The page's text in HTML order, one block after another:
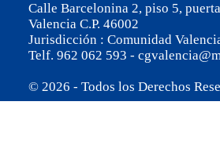
Calle Barcelonina 2, piso 5,
Valencia C.P. 46002
Jurisdicción : Comunidad
Telf. 962 062 593 -
© 2026 - Todos los Derechos